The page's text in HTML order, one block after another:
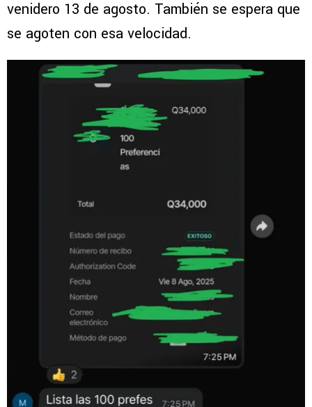
venidero 13 de agosto. También se espera que
se agoten con esa velocidad.